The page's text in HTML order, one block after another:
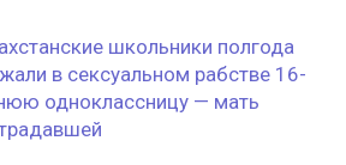
школьники полгода
в сексуальном рабстве 16-
одноклассницу — мать